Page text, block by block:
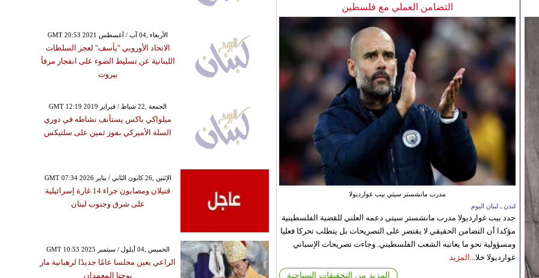
التضامن العملي مع فلسطين
مدرب مانشستر سيتي بيب غوارديولا
لندن ـ لبنان اليوم
جدد بيب غوارديولا مدرب مانشستر سيتي دعمه العلني للقضية الفلسطينية
مؤكدا أن التضامن الحقيقي لا يقتصر على التصريحات بل يتطلب تحركا فعليا
ومسؤولية نحو ما يعانيه الشعب الفلسطيني. وجاءت تصريحات الإسباني
غوارديولا خلا... المزيد
المزيد من التحقيقات السياحية
GMT 20:53 2021 الأربعاء ,04 آب / أغسطس
الاتحاد الأوروبي "يأسف" لعجز السلطات
اللبنانية عن تسليط الضوء على انفجار مرفأ
بيروت
GMT 12:19 2019 الجمعة ,22 شباط / فبراير
ميلواكي باكس يستأنف نشاطه في دوري
السلة الأميركي بفوز ثمين على سلتيكس
GMT 07:34 2026 الإثنين ,26 كانون الثاني / يناير
قتيلان ومصابون جراء 14 غارة إسرائيلية
على شرق وجنوب لبنان
GMT 10:53 2025 الخميس ,04 أيلول / سبتمبر
الراعي يعين مجلسا عامًا جديدًا لرهبانية مار
يوحنا المعمدان